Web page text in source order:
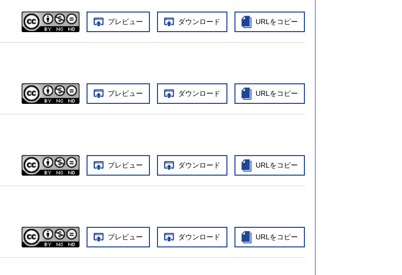
プレビュー ダウンロード URLをコピー
プレビュー ダウンロード URLをコピー
プレビュー ダウンロード URLをコピー
プレビュー ダウンロード URLをコピー